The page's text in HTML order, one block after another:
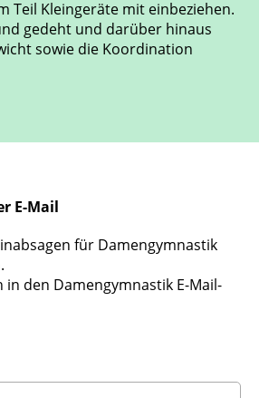
Teil Kleingeräte mit einbeziehen.
gedeht und darüber hinaus
sowie die Koordination
E-Mail
für Damengymnastik
in den Damengymnastik E-Mail-